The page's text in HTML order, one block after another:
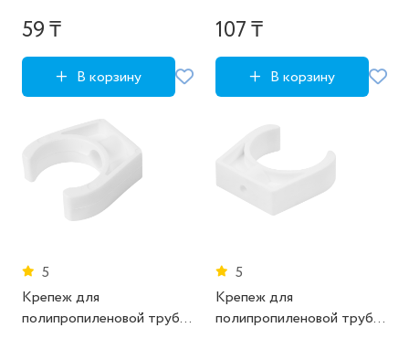
59 ₸
В корзину
107 ₸
В корзину
5
Крепеж для
полипропиленовой трубы
5
Крепеж для
полипропиленовой трубы